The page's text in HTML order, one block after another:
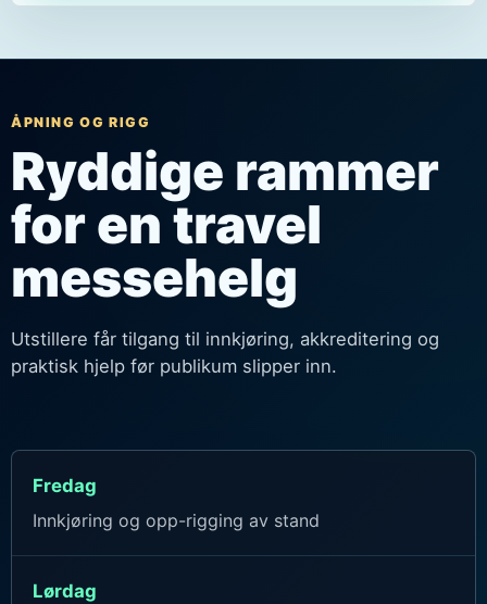
ÅPNING OG RIGG
Ryddige rammer
for en travel
messehelg
Utstillere får tilgang til innkjøring, akkreditering og
praktisk hjelp før publikum slipper inn.
Fredag
Innkjøring og opp-rigging av stand
Lørdag